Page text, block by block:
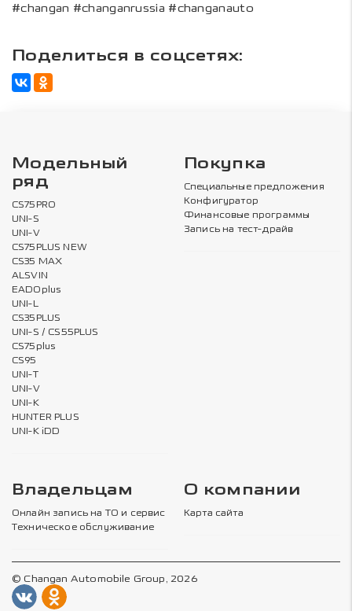
#changan #changanrussia #changanauto
Поделиться в соцсетях:
Модельный
ряд
CS75PRO
UNI-S
UNI-V
CS75PLUS NEW
CS35 MAX
ALSVIN
EADOplus
UNI-L
CS35PLUS
UNI-S / CS55PLUS
CS75plus
CS95
UNI-T
UNI-V
UNI-K
HUNTER PLUS
UNI-K iDD
Покупка
Специальные предложения
Конфигуратор
Финансовые программы
Запись на тест-драйв
Владельцам
Онлайн запись на ТО и сервис
Техническое обслуживание
О компании
Карта сайта
© Changan Automobile Group, 2026